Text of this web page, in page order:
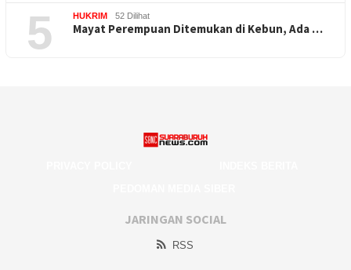
5 HUKRIM 52 Dilihat
Mayat Perempuan Ditemukan di Kebun, Ada …
JARINGAN SOCIAL
RSS